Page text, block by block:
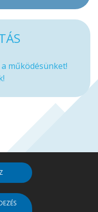
működésünket!